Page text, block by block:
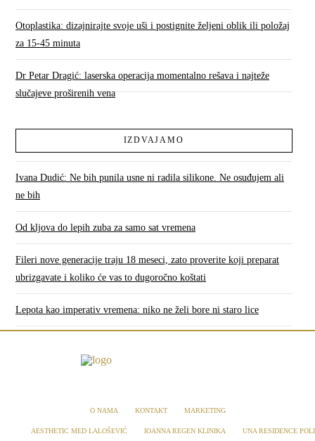
Otoplastika: dizajnirajte svoje uši i postignite željeni oblik ili položaj
za 15-45 minuta
Dr Petar Dragić: laserska operacija momentalno rešava i najteže
slučajeve proširenih vena
IZDVAJAMO
Ivana Dudić: Ne bih punila usne ni radila silikone. Ne osuđujem ali
ne bih
Od kljova do lepih zuba za samo sat vremena
Fileri nove generacije traju 18 meseci, zato proverite koji preparat
ubrizgavate i koliko će vas to dugoročno koštati
Lepota kao imperativ vremena: niko ne želi bore ni staro lice
O NAMA KONTAKT MARKETING
AESTHETIC MED LALOŠEVIĆ IOANNA REGEN KLINIKA UNA RESIDENCE